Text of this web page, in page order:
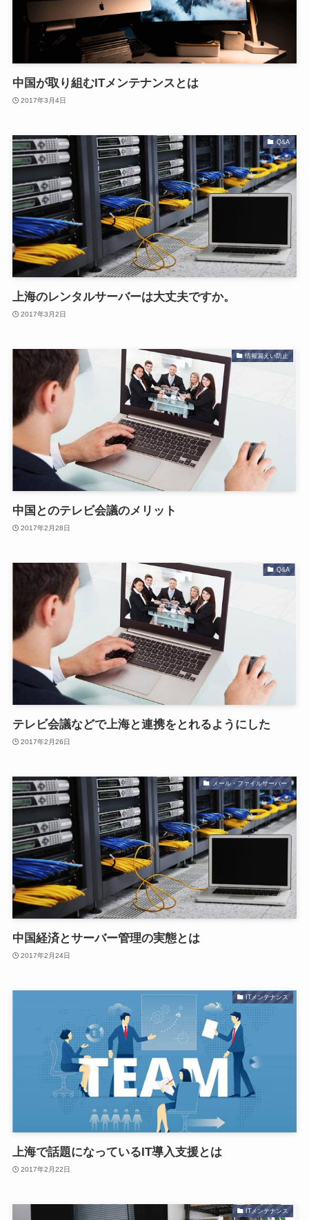
中国が取り組むITメンテナンスとは
2017年3月4日
Q&A
上海のレンタルサーバーは大丈夫ですか。
2017年3月2日
情報漏えい防止
中国とのテレビ会議のメリット
2017年2月28日
Q&A
テレビ会議などで上海と連携をとれるようにした
2017年2月26日
メール・ファイルサーバー
中国経済とサーバー管理の実態とは
2017年2月24日
ITメンテナンス
上海で話題になっているIT導入支援とは
2017年2月22日
ITメンテナンス